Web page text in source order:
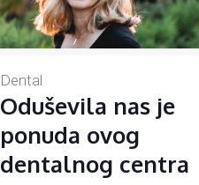
Dental
Oduševila nas je
ponuda ovog
dentalnog centra